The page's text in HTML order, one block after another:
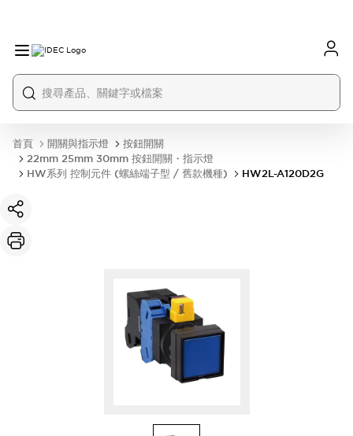
首頁 開關與指示燈
按鈕開關
22mm 25mm 30mm 按鈕開關・指示燈
HW系列 控制元件 (螺絲端子型 / 舊款機種)
HW2L-A120D2G